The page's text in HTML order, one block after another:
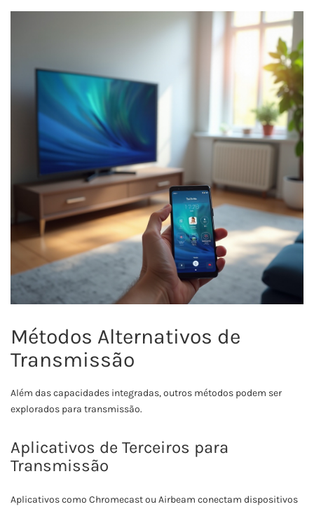
Métodos Alternativos de
Transmissão
Além das capacidades integradas, outros métodos podem ser
explorados para transmissão.
Aplicativos de Terceiros para
Transmissão
Aplicativos como Chromecast ou Airbeam conectam dispositivos